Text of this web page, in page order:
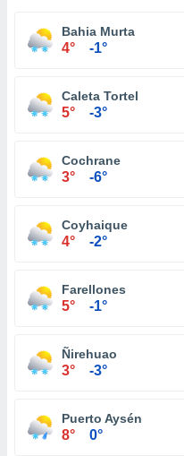
Bahia Murta
4° -1°
Caleta Tortel
5° -3°
Cochrane
3° -6°
Coyhaique
4° -2°
Farellones
5° -1°
Ñirehuao
3° -3°
Puerto Aysén
8° 0°